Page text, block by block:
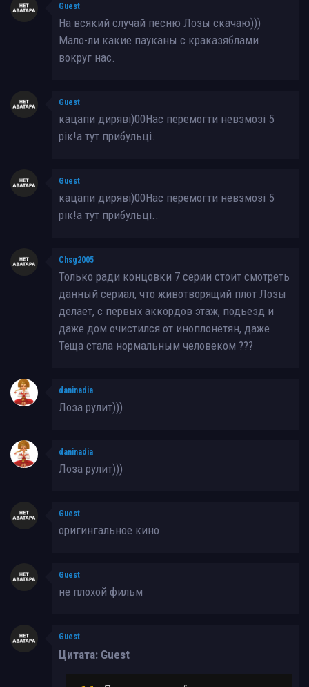
Guest
На всякий случай песню Лозы скачаю)))
Мало-ли какие пауканы с краказяблами
вокруг нас.
Guest
кацапи диряві)00Нас перемогти невзмозі 5
рік!а тут прибульці..
Guest
кацапи диряві)00Нас перемогти невзмозі 5
рік!а тут прибульці..
Chsg2005
Только ради концовки 7 серии стоит смотреть
данный сериал, что животворящий плот Лозы
делает, с первых аккордов этаж, подьезд и
даже дом очистился от иноплонетян, даже
Теща стала нормальным человеком ???
daninadia
Лоза рулит)))
daninadia
Лоза рулит)))
Guest
оригингальное кино
Guest
не плохой фильм
Guest
Цитата: Guest